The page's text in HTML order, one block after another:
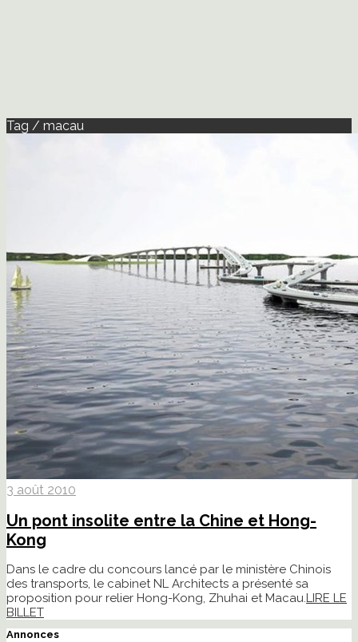
Tag / macau
3 août 2010
Un pont insolite entre la Chine et Hong-
Kong
Dans le cadre du concours lancé par le ministère Chinois
des transports, le cabinet NL Architects a présenté sa
proposition pour relier Hong-Kong, Zhuhai et Macau.LIRE LE
BILLET
Annonces